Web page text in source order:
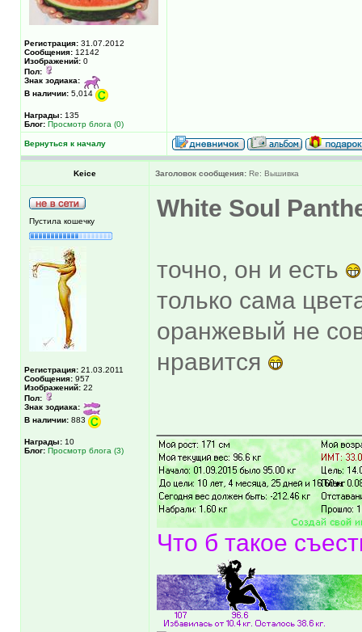
Регистрация: 31.07.2012
Сообщения: 12142
Изображений: 0
Пол:
Знак зодиака:
В наличии: 5,014
Награды: 135
Блог: Просмотр блога (0)
Вернуться к началу
Keice Заголовок сообщения: Re: Вышивка
Пустила кошечку
Регистрация: 21.03.2011
Сообщения: 957
Изображений: 22
Пол:
Знак зодиака:
В наличии: 883
Награды: 10
Блог: Просмотр блога (3)
White Soul
точно, он и есть
только сама
оранжевый не
нравится
Что б такое